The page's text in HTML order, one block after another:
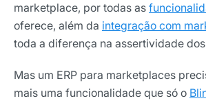
marketplace, por todas as
oferece, além da integração com
toda a diferença na assertividade
Mas um ERP para marketplaces
mais uma funcionalidade que só o